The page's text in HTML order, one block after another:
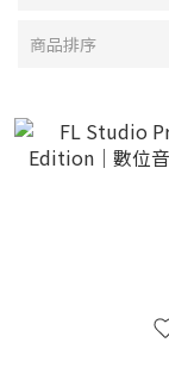
商品排序